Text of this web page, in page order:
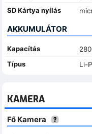
SD Kártya nyílás
AKKUMULÁTOR
Kapacítás
Típus
Li-
KAMERA
Fő Kamera